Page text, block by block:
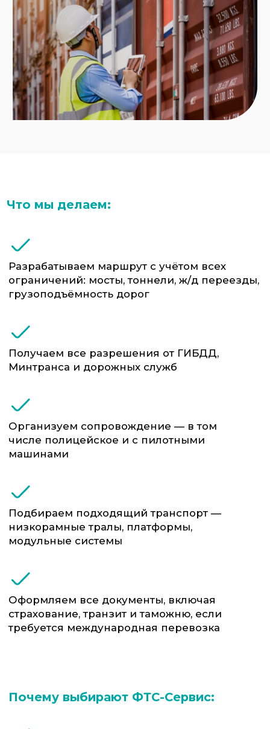
Оформляем все документы, включая
страхование, транзит и таможню, если
требуется международная перевозка
Контроль на всех этапах — от погрузки
до выгрузки
Собственный и партнёрский парк
платформы, модули с подкатными
тележками
перевозку, включая ГИБДД, дорожные
службы и Росавтодор
Юридическая и техническая проработка
маршрута, с учётом всех ограничений,
Почему выбирают ФТС-Сервис:
Подбираем подходящий транспорт —
низкорамные тралы, платформы,
Организуем сопровождение — в том
числе полицейское и с пилотными
машинами
Минтранса и дорожных служб